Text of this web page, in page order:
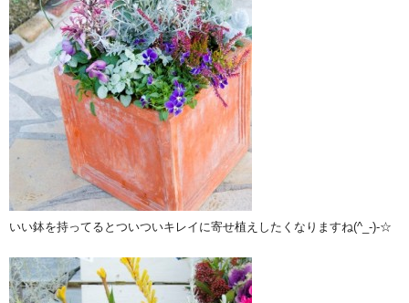
いい鉢を持ってるとついついキレイに寄せ植えしたくなりますね(^_-)-☆